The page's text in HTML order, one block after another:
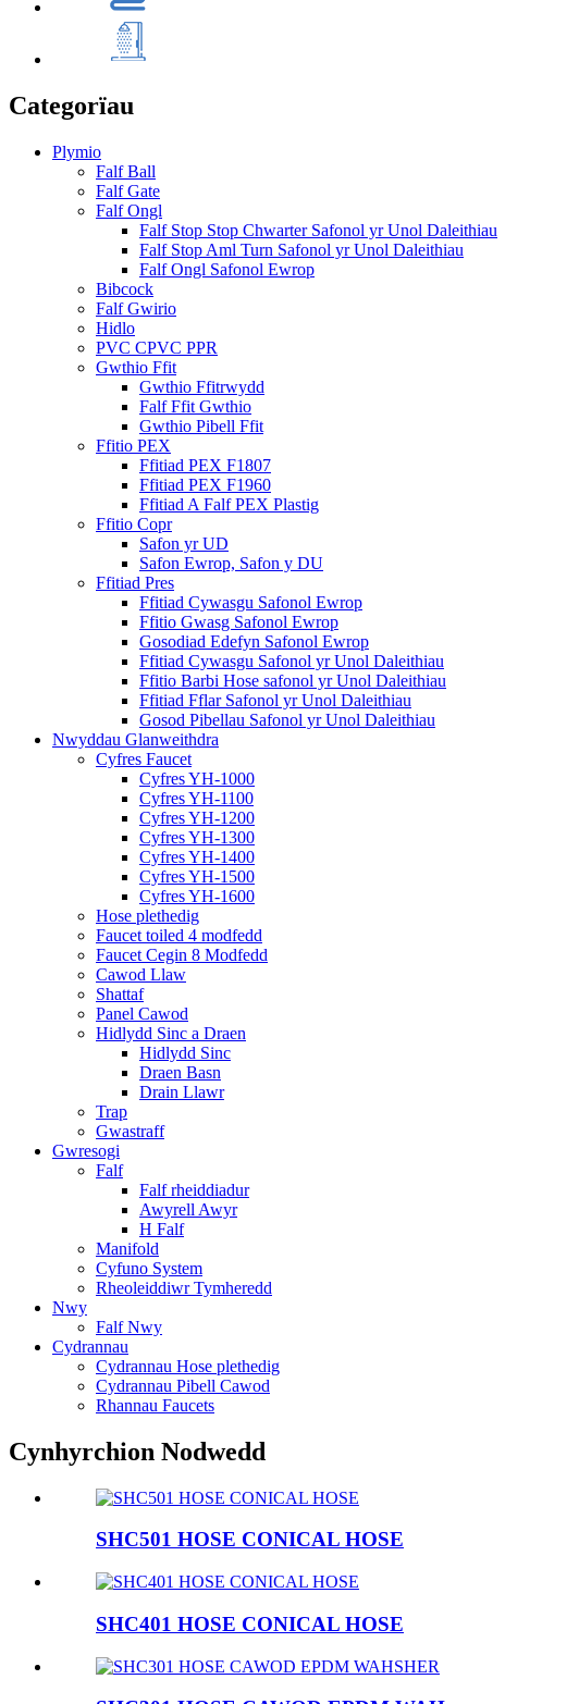
Categorïau
Plymio
Falf Ball
Falf Gate
Falf Ongl
Falf Stop Stop Chwarter Safonol yr Unol Daleithiau
Falf Stop Aml Turn Safonol yr Unol Daleithiau
Falf Ongl Safonol Ewrop
Bibcock
Falf Gwirio
Hidlo
PVC CPVC PPR
Gwthio Ffit
Gwthio Ffitrwydd
Falf Ffit Gwthio
Gwthio Pibell Ffit
Ffitio PEX
Ffitiad PEX F1807
Ffitiad PEX F1960
Ffitiad A Falf PEX Plastig
Ffitio Copr
Safon yr UD
Safon Ewrop, Safon y DU
Ffitiad Pres
Ffitiad Cywasgu Safonol Ewrop
Ffitio Gwasg Safonol Ewrop
Gosodiad Edefyn Safonol Ewrop
Ffitiad Cywasgu Safonol yr Unol Daleithiau
Ffitio Barbi Hose safonol yr Unol Daleithiau
Ffitiad Fflar Safonol yr Unol Daleithiau
Gosod Pibellau Safonol yr Unol Daleithiau
Nwyddau Glanweithdra
Cyfres Faucet
Cyfres YH-1000
Cyfres YH-1100
Cyfres YH-1200
Cyfres YH-1300
Cyfres YH-1400
Cyfres YH-1500
Cyfres YH-1600
Hose plethedig
Faucet toiled 4 modfedd
Faucet Cegin 8 Modfedd
Cawod Llaw
Shattaf
Panel Cawod
Hidlydd Sinc a Draen
Hidlydd Sinc
Draen Basn
Drain Llawr
Trap
Gwastraff
Gwresogi
Falf
Falf rheiddiadur
Awyrell Awyr
H Falf
Manifold
Cyfuno System
Rheoleiddiwr Tymheredd
Nwy
Falf Nwy
Cydrannau
Cydrannau Hose plethedig
Cydrannau Pibell Cawod
Rhannau Faucets
Cynhyrchion Nodwedd
SHC501 HOSE CONICAL HOSE
SHC401 HOSE CONICAL HOSE